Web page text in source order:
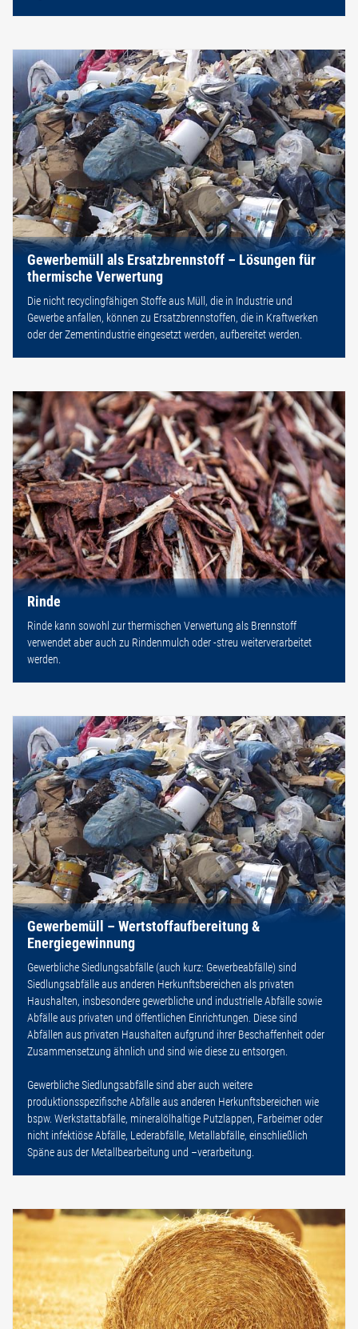
Gewerbemüll als Ersatzbrennstoff – Lösungen für
thermische Verwertung
Die nicht recyclingfähigen Stoffe aus Müll, die in Industrie und
Gewerbe anfallen, können zu Ersatzbrennstoffen, die in Kraftwerken
oder der Zementindustrie eingesetzt werden, aufbereitet werden.
Rinde
Rinde kann sowohl zur thermischen Verwertung als Brennstoff
verwendet aber auch zu Rindenmulch oder -streu weiterverarbeitet
werden.
Gewerbemüll – Wertstoffaufbereitung &
Energiegewinnung
Gewerbliche Siedlungsabfälle (auch kurz: Gewerbeabfälle) sind
Siedlungsabfälle aus anderen Herkunftsbereichen als privaten
Haushalten, insbesondere gewerbliche und industrielle Abfälle sowie
Abfälle aus privaten und öffentlichen Einrichtungen. Diese sind
Abfällen aus privaten Haushalten aufgrund ihrer Beschaffenheit oder
Zusammensetzung ähnlich und sind wie diese zu entsorgen.
Gewerbliche Siedlungsabfälle sind aber auch weitere
produktionsspezifische Abfälle aus anderen Herkunftsbereichen wie
bspw. Werkstattabfälle, mineralölhaltige Putzlappen, Farbeimer oder
nicht infektiöse Abfälle, Lederabfälle, Metallabfälle, einschließlich
Späne aus der Metallbearbeitung und –verarbeitung.